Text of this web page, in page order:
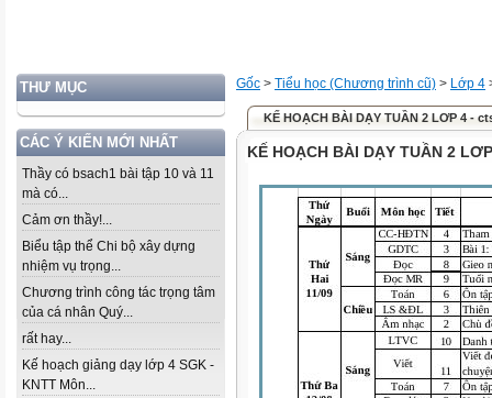
THƯ MỤC
CÁC Ý KIẾN MỚI NHẤT
Thầy có bsach1 bài tập 10 và 11
mà có...
Cảm ơn thầy!...
Biểu tập thể Chi bộ xây dựng
nhiệm vụ trọng...
Chương trình công tác trọng tâm
của cá nhân Quý...
rất hay...
Kế hoạch giảng dạy lớp 4 SGK -
KNTT Môn...
Gốc > Tiểu học (Chương trình cũ) > Lớp 4
KẾ HOẠCH BÀI DẠY TUẦN 2 LƠP 4 -
KẾ HOẠCH BÀI DẠY TUẦN 2